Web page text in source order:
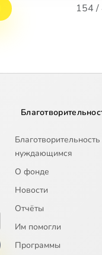
154 /
нуждающимся
О фонде
Новости
Отчёты
Им помогли
Программы